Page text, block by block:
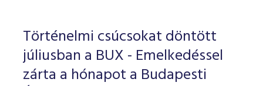
Jelzáloglevél indexek
Vállalati kötvény indexek
Azonnali Piac
Részvények
Származékos piac
Részvény szekció
Hitelpapír szekció
BÉT szabályzatok
Befektetővédelem
Alkalmazott díjstruktúra
Elszámolás
Részvény és vállalati kötvény tőzsdei bevezetését
program
BÉT Xtend - Részvénypiac egyszerűen
TŐZSDETAGOK
Tőzsdetagok, üzletkötők
VENDOROK
Történelmi csúcsokat döntött
júliusban a BUX - Emelkedéssel
zárta a hónapot a Budapesti